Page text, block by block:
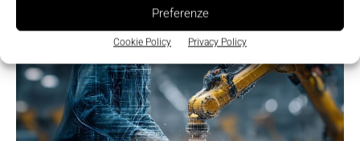
Preferenze
Cookie Policy Privacy Policy